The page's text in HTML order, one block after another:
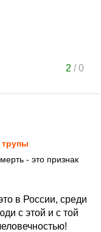
2 /0
- это признак
в России, среди
с этой и с той